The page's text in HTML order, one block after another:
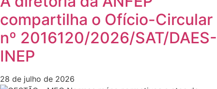
compartilha o Ofício-Circular
nº 2016120/2026/SAT/DAES-
INEP
28 de julho de 2026